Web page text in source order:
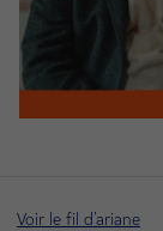
Voir le fil d'ariane